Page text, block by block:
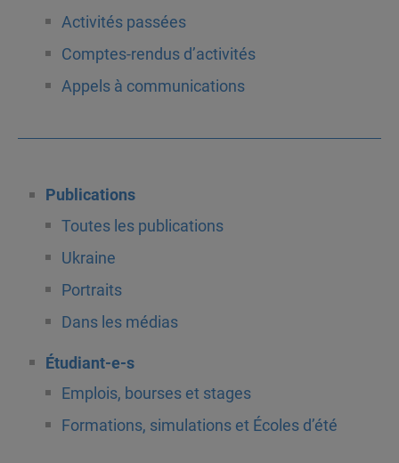
Activités passées
Comptes-rendus d’activités
Appels à communications
Publications
Toutes les publications
Ukraine
Portraits
Dans les médias
Étudiant-e-s
Emplois, bourses et stages
Formations, simulations et Écoles d’été